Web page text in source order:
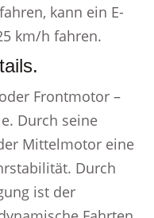
kann ein E-
km/h fahren.
Frontmotor –
Durch seine
Mittelmotor eine
Durch
ist der